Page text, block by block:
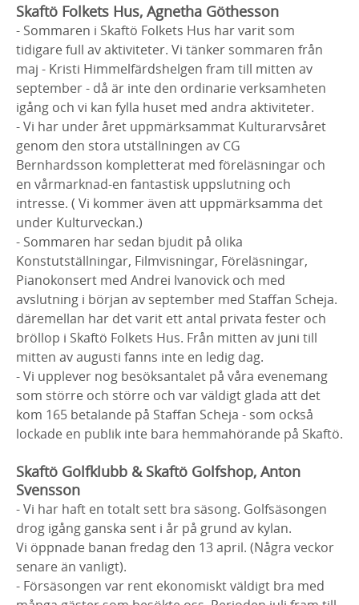
Skaftö Folkets Hus, Agnetha Göthesson
- Sommaren i Skaftö Folkets Hus har varit som
tidigare full av aktiviteter. Vi tänker sommaren från
maj - Kristi Himmelfärdshelgen fram till mitten av
september - då är inte den ordinarie verksamheten
igång och vi kan fylla huset med andra aktiviteter.
- Vi har under året uppmärksammat Kulturarvsåret
genom den stora utställningen av CG
Bernhardsson kompletterat med föreläsningar och
en vårmarknad-en fantastisk uppslutning och
intresse. ( Vi kommer även att uppmärksamma det
under Kulturveckan.)
- Sommaren har sedan bjudit på olika
Konstutställningar, Filmvisningar, Föreläsningar,
Pianokonsert med Andrei Ivanovick och med
avslutning i början av september med Staffan Scheja.
däremellan har det varit ett antal privata fester och
bröllop i Skaftö Folkets Hus. Från mitten av juni till
mitten av augusti fanns inte en ledig dag.
- Vi upplever nog besöksantalet på våra evenemang
som större och större och var väldigt glada att det
kom 165 betalande på Staffan Scheja - som också
lockade en publik inte bara hemmahörande på Skaftö.
Skaftö Golfklubb & Skaftö Golfshop, Anton
Svensson
- Vi har haft en totalt sett bra säsong. Golfsäsongen
drog igång ganska sent i år på grund av kylan.
Vi öppnade banan fredag den 13 april. (Några veckor
senare än vanligt).
- Försäsongen var rent ekonomiskt väldigt bra med